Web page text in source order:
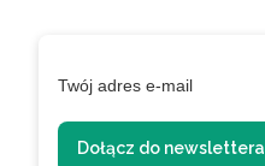
Twój adres e-mail
Dołącz do newslettera